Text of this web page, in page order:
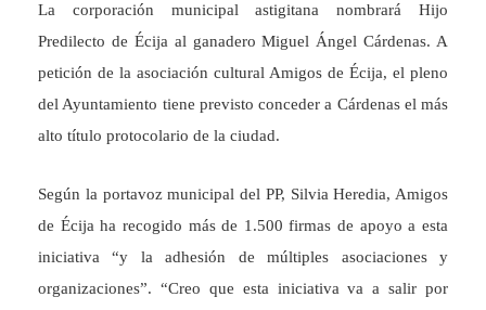
La corporación municipal astigitana nombrará Hijo
Predilecto de Écija al ganadero Miguel Ángel Cárdenas. A
petición de la asociación cultural Amigos de Écija, el pleno
del Ayuntamiento tiene previsto conceder a Cárdenas el más
alto título protocolario de la ciudad.
Según la portavoz municipal del PP, Silvia Heredia, Amigos
de Écija ha recogido más de 1.500 firmas de apoyo a esta
iniciativa “y la adhesión de múltiples asociaciones y
organizaciones”. “Creo que esta iniciativa va a salir por